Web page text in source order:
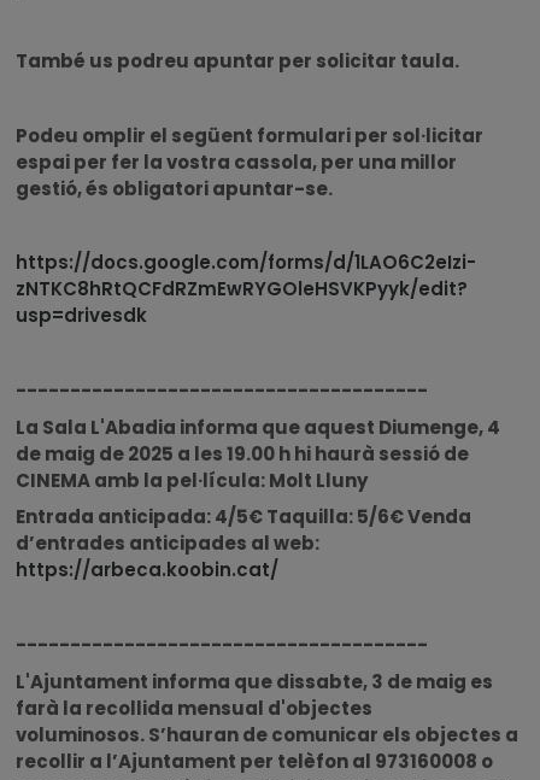
També us podreu apuntar per solicitar taula.
Podeu omplir el següent formulari per sol·licitar
espai per fer la vostra cassola, per una millor
gestió, és obligatori apuntar-se.
https://docs.google.com/forms/d/1LAO6C2eIzi-
zNTKC8hRtQCFdRZmEwRYGOleHSVKPyyk/edit?
usp=drivesdk
--------------------------------------
La Sala L'Abadia informa que aquest Diumenge, 4
de maig de 2025 a les 19.00 h hi haurà sessió de
CINEMA amb la pel·lícula: Molt Lluny
Entrada anticipada: 4/5€ Taquilla: 5/6€ Venda
d’entrades anticipades al web:
https://arbeca.koobin.cat/
--------------------------------------
L'Ajuntament informa que dissabte, 3 de maig es
farà la recollida mensual d'objectes
voluminosos. S’hauran de comunicar els objectes a
recollir a l’Ajuntament per telèfon al 973160008 o